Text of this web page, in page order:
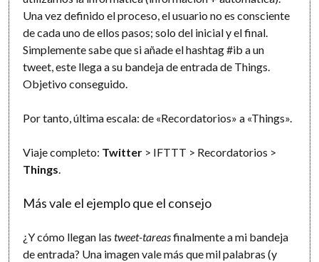
Una vez definido el proceso, el usuario no es consciente
de cada uno de ellos pasos; solo del inicial y el final.
Simplemente sabe que si añade el hashtag #ib a un
tweet, este llega a su bandeja de entrada de Things.
Objetivo conseguido.
Por tanto, última escala: de «Recordatorios» a «Things».
Viaje completo: Twitter > IFTTT > Recordatorios >
Things.
Más vale el ejemplo que el consejo
¿Y cómo llegan lastweet-tareasfinalmente a mi bandeja
de entrada? Una imagen vale más que mil palabras (y